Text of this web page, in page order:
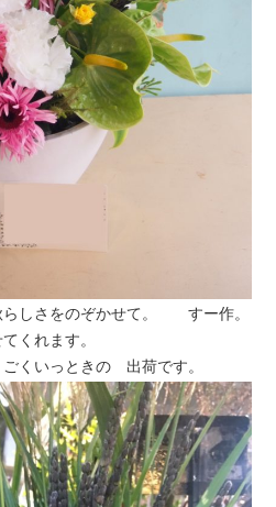
しさをのぞかせて。 すー作。
くれます。
くいっときの 出荷です。